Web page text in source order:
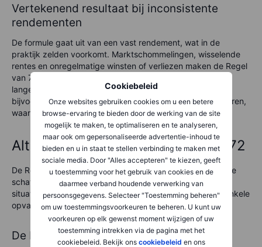
Cookiebeleid
Onze websites gebruiken cookies om u een betere
browse-ervaring te bieden door de werking van de site
mogelijk te maken, te optimaliseren en te analyseren,
maar ook om gepersonaliseerde advertentie-inhoud te
bieden en u in staat te stellen verbinding te maken met
sociale media. Door "Alles accepteren" te kiezen, geeft
u toestemming voor het gebruik van cookies en de
daarmee verband houdende verwerking van
persoonsgegevens. Selecteer "Toestemming beheren"
om uw toestemmingsvoorkeuren te beheren. U kunt uw
voorkeuren op elk gewenst moment wijzigen of uw
toestemming intrekken via de pagina met het
cookiebeleid. Bekijk ons cookiebeleid en ons
Vertekenend resultaat bij inconsistente
rendementen
De formule gaat uit van een vast rendement, wat in de
praktijk zelden voorkomt. Marktschommelingen, wisselende
rentes en onregelmatige winsten of verliezen maken de Regel
van 72 minder betrouwbaar voor het inschatten van
langetermijngroei. Een gemiddeld rendement van 8% kan
bijvoorbeeld jaren van forse stijgingen en dalingen maskeren,
waardoor de werkelijke projecties onnauwkeurig worden.
Alternatieven voor de Regel van 72
De Regel van 72 is een betrouwbaar instrument voor snelle
schattingen, maar andere methoden kunnen in specifieke
situaties meer nauwkeurigheid bieden. Hieronder staan enkele
opvallende alternatieven:
De Regel van 70